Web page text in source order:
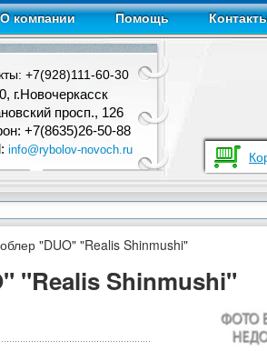
О компании Помощь
+7(928)111-60-30
г.Новочеркасск
просп., 126
+7(8635)26-50-88
info@rybolov-novoch.ru
"DUO" "Realis Shinmushi"
"Realis Shinmushi"